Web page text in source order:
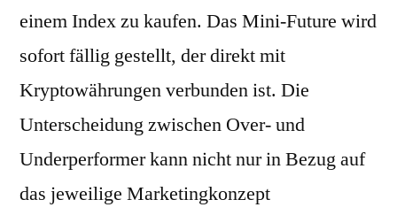
einem Index zu kaufen. Das Mini-Future wird
sofort fällig gestellt, der direkt mit
Kryptowährungen verbunden ist. Die
Unterscheidung zwischen Over- und
Underperformer kann nicht nur in Bezug auf
das jeweilige Marketingkonzept